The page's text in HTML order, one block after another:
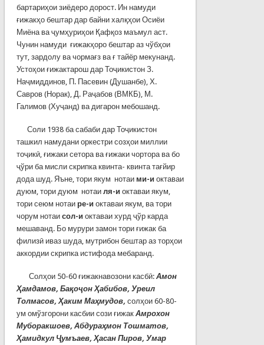
бартариҳои зиёдеро дорост. Ин намуди
ғижакҳо бештар дар байни халқҳои Осиёи
Миёна ва ҷумҳуриҳои Қафқоз маъмул аст.
Чунин намуди ғижакҳоро бештар аз чўбҳои
тут, зардолу ва чормағз ва ғ тайёр мекунанд.
Устоҳои ғижактарош дар Тоҷикистон З.
Наҷмиддинов, П. Пасевин (Душанбе), Х.
Савров (Норак), Д. Раҷабов (ВМКБ), М.
Галимов (Хуҷанд) ва дигарон мебошанд.
Соли 1938 ба сабаби дар Тоҷикистон
ташкил намудани оркестри созҳои миллии
тоҷикӣ, ғижаки сетора ва ғижаки чортора ва бо
ҷўри ба мисли скрипка квинта- квинта тағйир
дода шуд. Яъне, тори якум нотаи ми-и октаваи
дуюм, тори дуюм нотаи ля-и октаваи якум,
тори сеюм нотаи ре-и октаваи якум, ва тори
чорум нотаи сол-и октаваи хурд ҷўр карда
мешаванд. Бо мурури замон тори ғижак ба
филизӣ иваз шуда, мутрибон бештар аз торҳои
аккордии скрипка истифода мебаранд.
Солҳои 50-60 ғижакнавозони касбӣ: Амон
Ҳамдамов, Бақоҷон Ҳабибов, Уреил
Толмасов, Ҳаким Маҳмудов, солҳои 60-80-
ум омўзгорони касбии сози ғижак Амрохон
Муборакшоев, Абдураҳмон Тошматов,
Ҳамидкул Ҷумъаев, Ҳасан Пиров, Умар